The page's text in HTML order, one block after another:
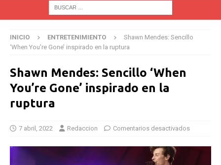
INICIO ENTRETENIMIENTO
Shawn Mendes: Sencillo
‘When You’re Gone’ inspirado en la ruptura
Shawn Mendes: Sencillo ‘When
You’re Gone’ inspirado en la
ruptura
7 abril, 2022 Redaccion Comentarios desactivados